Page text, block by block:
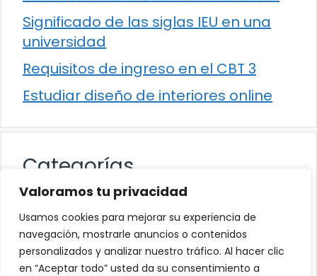
Valoramos tu privacidad
Usamos cookies para mejorar su experiencia de
navegación, mostrarle anuncios o contenidos
personalizados y analizar nuestro tráfico. Al hacer clic
en “Aceptar todo” usted da su consentimiento a
Significado de las siglas IEU en una
universidad
Requisitos de ingreso en el CBT 3
Estudiar diseño de interiores online
Categorías
Cultura
Educación
Eventos